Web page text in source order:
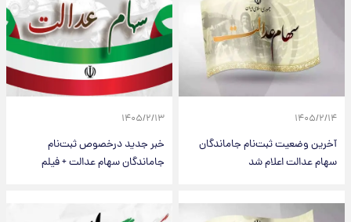
۱۴۰۵/۲/۱۴
آخرین وضعیت ثبت‌نام جاماندگان
سهام عدالت اعلام شد
۱۴۰۵/۲/۱۳
خبر جدید درخصوص ثبت‌نام
جاماندگان سهام عدالت + فیلم